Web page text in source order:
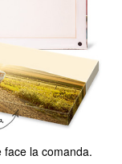
la comanda.